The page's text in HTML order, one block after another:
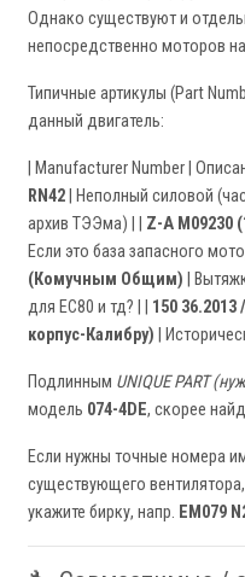
Однако существуют и
непосредственно моторов
Типичные артикулы (Part
данный двигатель:
| Manufacturer Number |
RN42 | Неполный силовой
архив ТЭЭма) | | Z-A M09230
Если это база запасного
(Комучным Общим) |
для EC80 и тд? | | 150
корпус-Калибру) |
Подлинным UNIQUE PART
модель 074-4DE, скорее
Если нужны точные номера
существующего
укажите бирку, напр. EM079